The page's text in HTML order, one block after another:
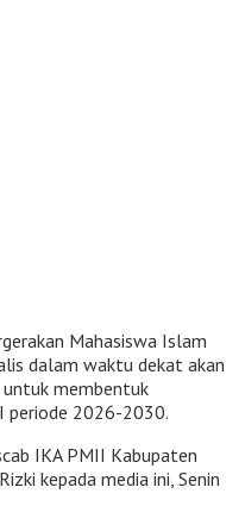
Mahasiswa Islam
dalam waktu dekat akan
membentuk
periode 2026-2030.
IKA PMII Kabupaten
kepada media ini, Senin